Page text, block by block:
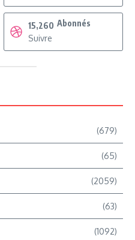
15,260 Abonnés
Suivre
(679)
(65)
(2059)
(63)
(1092)